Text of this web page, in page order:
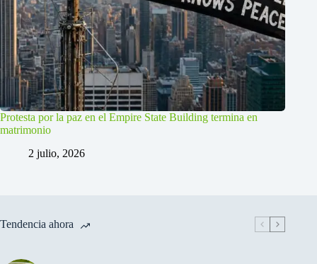
Protesta por la paz en el Empire State Building termina en
matrimonio
2 julio, 2026
Tendencia ahora